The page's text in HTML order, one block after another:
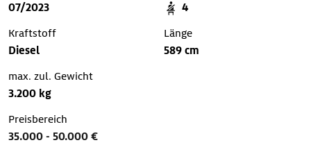
07/2023
4
Kraftstoff
Diesel
Länge
589 cm
max. zul. Gewicht
3.200 kg
Preisbereich
35.000 - 50.000 €